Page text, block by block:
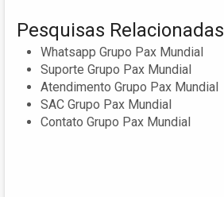
Pesquisas Relacionadas
Whatsapp Grupo Pax Mundial
Suporte Grupo Pax Mundial
Atendimento Grupo Pax Mundial
SAC Grupo Pax Mundial
Contato Grupo Pax Mundial